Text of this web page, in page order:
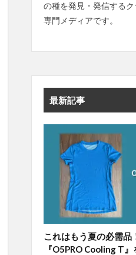
の種を発見・発信する
専門メディアです。
最新記事
これはもう夏の必需品
『O5PRO Cooling T』